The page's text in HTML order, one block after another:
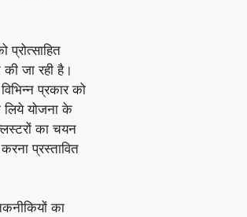
जा रही है।
प्रकार को
लिये योजना के
का चयन
प्रस्तावित
का